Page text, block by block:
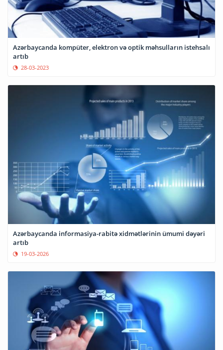
Azərbaycanda kompüter, elektron və optik məhsulların istehsalı
artıb
28-03-2023
Azərbaycanda informasiya-rabitə xidmətlərinin ümumi dəyəri
artıb
19-03-2026